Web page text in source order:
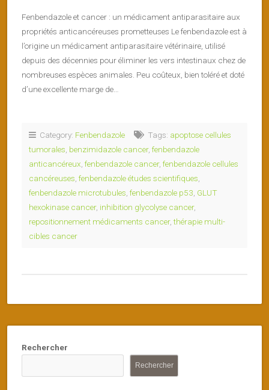
Fenbendazole et cancer : un médicament antiparasitaire aux
propriétés anticancéreuses prometteuses Le fenbendazole est à
l’origine un médicament antiparasitaire vétérinaire, utilisé
depuis des décennies pour éliminer les vers intestinaux chez de
nombreuses espèces animales. Peu coûteux, bien toléré et doté
d’une excellente marge de…
Category: Fenbendazole Tags: apoptose cellules
tumorales, benzimidazole cancer, fenbendazole
anticancéreux, fenbendazole cancer, fenbendazole cellules
cancéreuses, fenbendazole études scientifiques,
fenbendazole microtubules, fenbendazole p53, GLUT
hexokinase cancer, inhibition glycolyse cancer,
repositionnement médicaments cancer,thérapie multi-
cibles cancer
Rechercher
Rechercher